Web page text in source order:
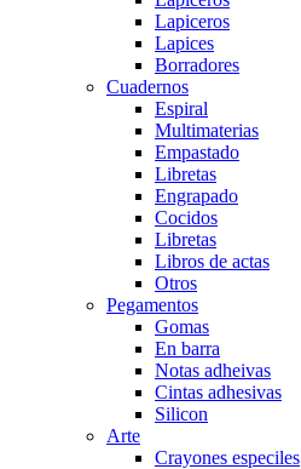
Lapiceros
Lapices
Borradores
Cuadernos
Espiral
Multimaterias
Empastado
Libretas
Engrapado
Cocidos
Libretas
Libros de actas
Otros
Pegamentos
Gomas
En barra
Notas adheivas
Cintas adhesivas
Silicon
Arte
Crayones especiles